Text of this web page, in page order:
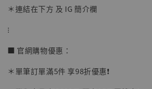
＊連結在下方 及 IG 簡介欄
⁝
■ 官網購物優惠：
＊單筆訂單滿5件 享98折優惠❗️